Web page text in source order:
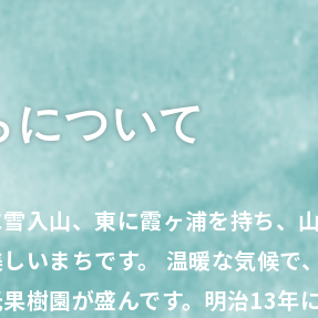
について
入山、東に霞ヶ浦を持ち、
いまちです。 温暖な気候で
樹園が盛んです。明治13年